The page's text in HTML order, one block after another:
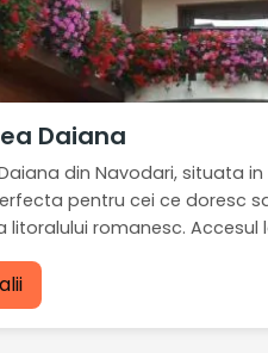
Daiana
din Navodari, situata
pentru cei ce doresc
litoralului romanesc. Accesul